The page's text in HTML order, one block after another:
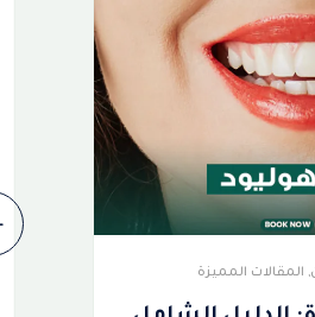
طب الأسنان,المقالات المميزة